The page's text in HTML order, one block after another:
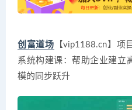
创富道场 【vip1188.cn】项
系统构建课：帮助企业建立
模的同步跃升